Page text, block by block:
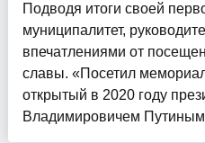
Подводя итоги своей
муниципалитет,
впечатлениями от
славы. «Посетил
открытый в 2020 году
Владимировичем